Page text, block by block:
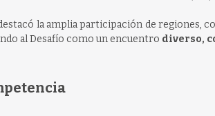
la amplia participación de regiones,
al Desafío como un encuentro diverso,